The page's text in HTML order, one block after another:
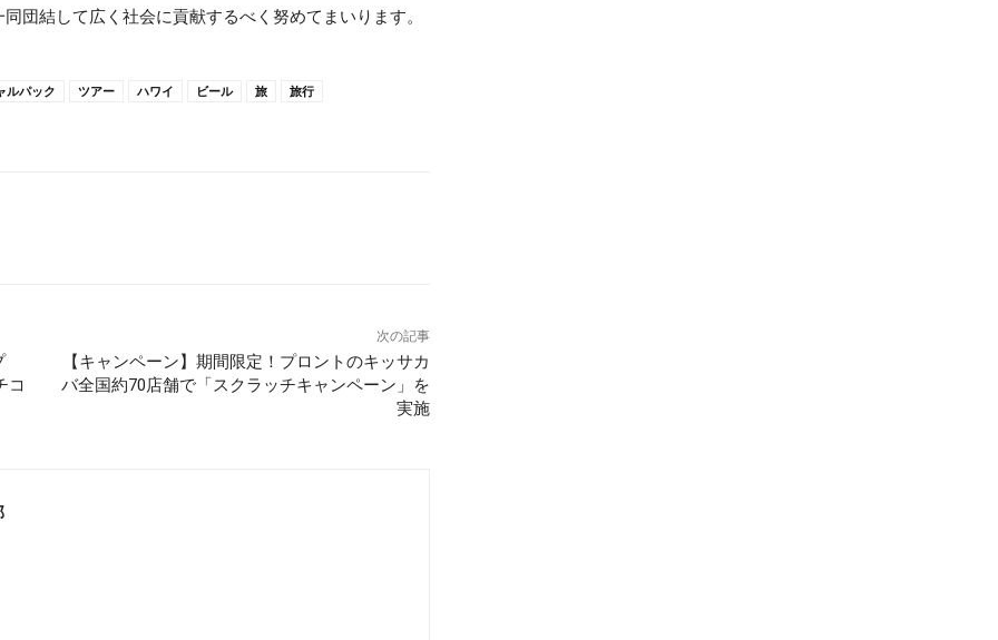
団結して広く社会に貢献するべく努めてまいります。
ルパック ツアー ハワイ ビール 旅 旅行
コ
次の記事
【キャンペーン】期間限定！プロントのキッサカ
バ全国約70店舗で「スクラッチキャンペーン」を
実施